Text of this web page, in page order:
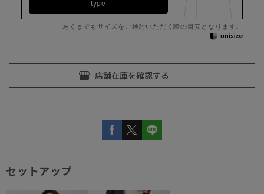
type
あくまでもサイズをご検討いただく際の目安となります。
セットアップ